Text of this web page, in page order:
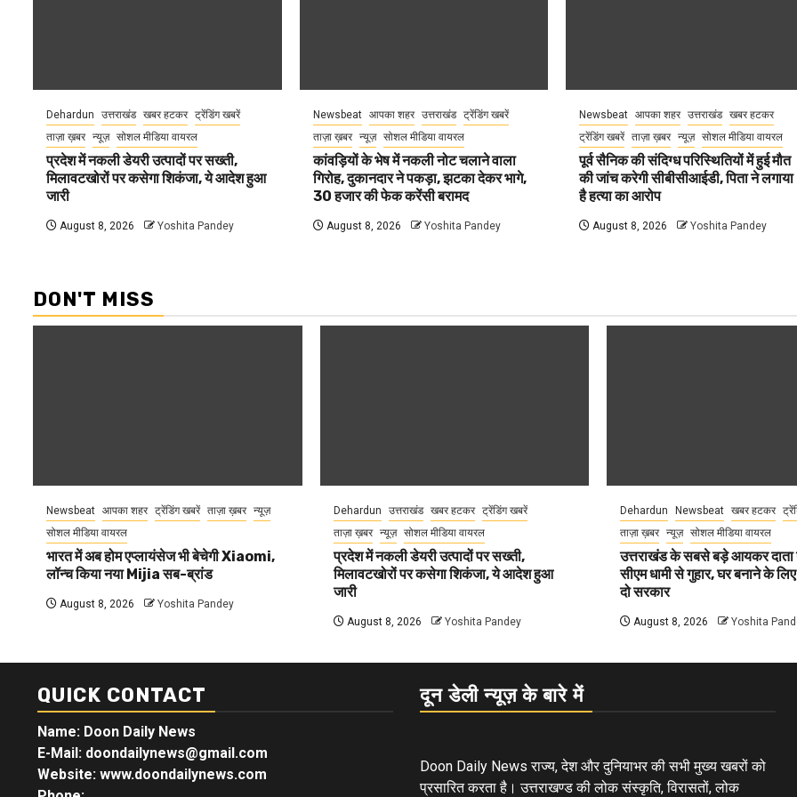
Dehardun उत्तराखंड खबर हटकर ट्रेंडिंग खबरें
ताज़ा ख़बर न्यूज़ सोशल मीडिया वायरल
प्रदेश में नकली डेयरी उत्पादों पर सख्ती,
मिलावटखोरों पर कसेगा शिकंजा, ये आदेश हुआ
जारी
August 8, 2026 Yoshita Pandey
Newsbeat आपका शहर उत्तराखंड ट्रेंडिंग खबरें
ताज़ा ख़बर न्यूज़ सोशल मीडिया वायरल
कांवड़ियों के भेष में नकली नोट चलाने वाला
गिरोह, दुकानदार ने पकड़ा, झटका देकर भागे,
30 हजार की फेक करेंसी बरामद
August 8, 2026 Yoshita Pandey
Newsbeat आपका शहर उत्तराखंड खबर हटकर
ट्रेंडिंग खबरें ताज़ा ख़बर न्यूज़ सोशल मीडिया वायरल
पूर्व सैनिक की संदिग्ध परिस्थितियों में हुई मौत
की जांच करेगी सीबीसीआईडी, पिता ने लगाया
है हत्या का आरोप
August 8, 2026 Yoshita Pandey
DON'T MISS
Newsbeat आपका शहर ट्रेंडिंग खबरें ताज़ा ख़बर न्यूज़
सोशल मीडिया वायरल
भारत में अब होम एप्लायंसेज भी बेचेगी Xiaomi,
लॉन्च किया नया Mijia सब-ब्रांड
August 8, 2026 Yoshita Pandey
Dehardun उत्तराखंड खबर हटकर
ट्रेंडिंग खबरें
ताज़ा ख़बर
न्यूज़ सोशल मीडिया वायरल
प्रदेश में नकली डेयरी उत्पादों पर सख्ती,
मिलावटखोरों पर कसेगा शिकंजा, ये आदेश हुआ
जारी
August 8, 2026 Yoshita Pandey
Dehardun Newsbeat खबर हटकर
ताज़ा ख़बर न्यूज़ सोशल मीडिया वायरल
उत्तराखंड के सबसे बड़े आयकर
सीएम धामी से गुहार, घर बनाने के
दो सरकार
August 8, 2026 Yoshita
QUICK CONTACT
Name: Doon Daily News
E-Mail: doondailynews@gmail.com
Website: www.doondailynews.com
दून डेली न्यूज़ के बारे में
Doon Daily News राज्य, देश और दुनियाभर की सभी मुख्य खबरों को
प्रसारित करता है। उत्तराखण्ड की लोक संस्कृति, विरासतों, लोक